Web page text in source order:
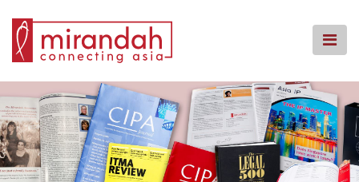
content
content
ホームページ
事務所概要
業務内容
拠点案内